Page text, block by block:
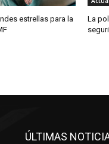
estrellas para la
La
ÚLTIMAS